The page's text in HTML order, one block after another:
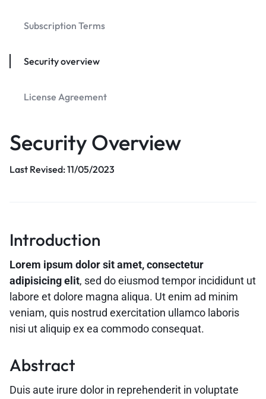
Subscription Terms
Security overview
License Agreement
Security Overview
Last Revised: 11/05/2023
Introduction
Lorem ipsum dolor sit amet, consectetur
adipisicing elit, sed do eiusmod tempor incididunt ut
labore et dolore magna aliqua. Ut enim ad minim
veniam, quis nostrud exercitation ullamco laboris
nisi ut aliquip ex ea commodo consequat.
Abstract
Duis aute irure dolor in reprehenderit in voluptate